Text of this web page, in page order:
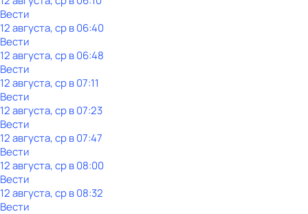
Вести
12 августа, ср в 06:40
Вести
12 августа, ср в 06:48
Вести
12 августа, ср в 07:11
Вести
12 августа, ср в 07:23
Вести
12 августа, ср в 07:47
Вести
12 августа, ср в 08:00
Вести
12 августа, ср в 08:32
Вести